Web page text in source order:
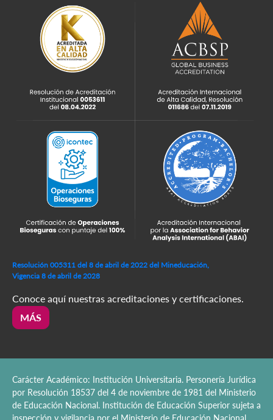
Resolución 005311 del 8 de abril de 2022 del Mineducación,
Vigencia 8 de abril de 2028
Conoce aquí nuestras acreditaciones y certificaciones.
MÁS
Carácter Académico: Institución Universitaria. Personería Jurídica
por Resolución 18537 del 4 de noviembre de 1981 del Ministerio
de Educación Nacional. Institución de Educación Superior sujeta a
inspección y vigilancia por el Ministerio de Educación Nacional